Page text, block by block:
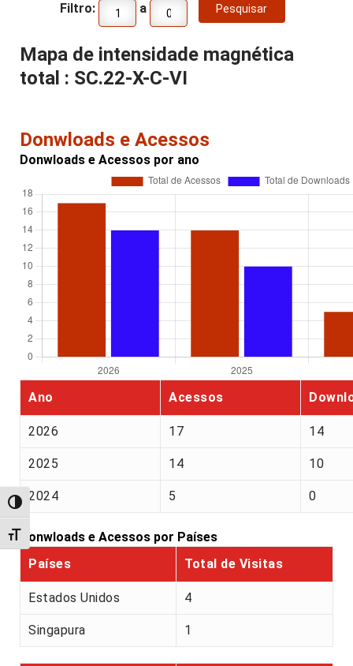
Alternar alto contraste
Alternar tamanho da fonte
Filtro: a
Mapa de intensidade magnética
total : SC.22-X-C-VI
Donwloads e Acessos
Donwloads e Acessos por ano
Ano Acessos
2026 17 14
2025 14 10
2024 5 0
Donwloads e Acessos por Países
Países
Total de Visitas
Estados Unidos 4
Singapura 1